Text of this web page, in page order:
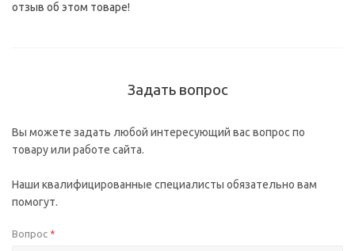
отзыв об этом товаре!
Задать вопрос
Вы можете задать любой интересующий вас вопрос по
товару или работе сайта.
Наши квалифицированные специалисты обязательно вам
помогут.
Вопрос *